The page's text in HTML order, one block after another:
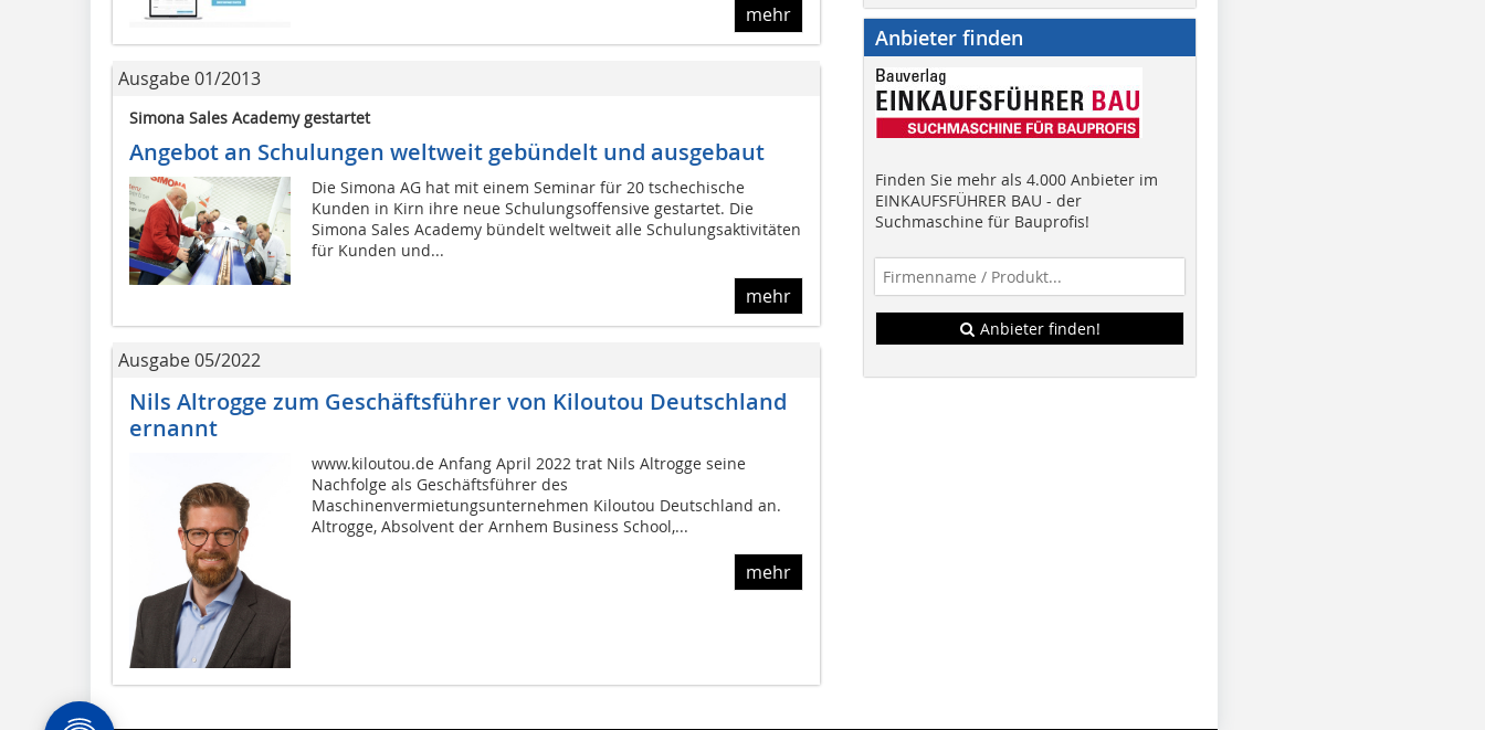
mehr
Ausgabe 01/2013
Simona Sales Academy gestartet
Angebot an Schulungen weltweit gebündelt und ausgebaut
Die Simona AG hat mit einem Seminar für 20 tschechische
Kunden in Kirn ihre neue Schulungsoffensive gestartet. Die
Simona Sales Academy bündelt weltweit alle Schulungsaktivitäten
für Kunden und...
mehr
Ausgabe 05/2022
Nils Altrogge zum Geschäftsführer von Kiloutou Deutschland
ernannt
www.kiloutou.de Anfang April 2022 trat Nils Altrogge seine
Nachfolge als Geschäftsführer des
Maschinenvermietungsunternehmen Kiloutou Deutschland an.
Altrogge, Absolvent der Arnhem Business School,...
mehr
Anbieter finden
Finden Sie mehr als 4.000 Anbieter im
EINKAUFSFÜHRER BAU - der
Suchmaschine für Bauprofis!
Anbieter finden!